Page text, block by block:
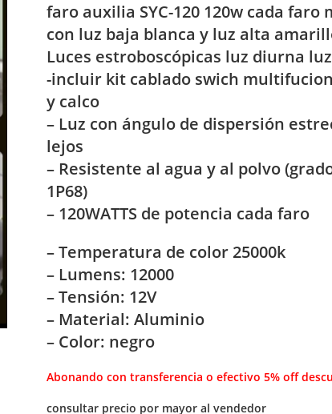
faro auxilia SYC-120 120w cada faro
con luz baja blanca y luz alta
Luces estroboscópicas luz diurna
-incluir kit cablado swich
y calco
– Luz con ángulo de dispersión
lejos
– Resistente al agua y al polvo
1P68)
– 120WATTS de potencia cada faro
– Temperatura de color 25000k
– Lumens: 12000
– Tensión: 12V
– Material: Aluminio
– Color: negro
Abonando con transferencia o efectivo 5% off
consultar precio por mayor al vendedor